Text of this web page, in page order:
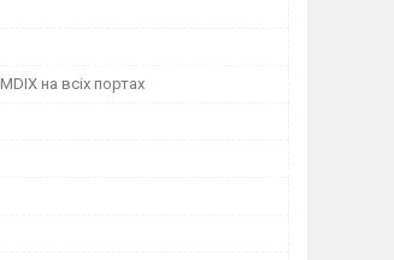
на всіх портах